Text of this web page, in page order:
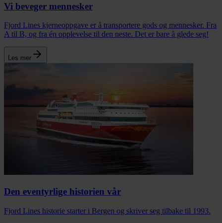
Vi beveger mennesker
Fjord Lines kjerneoppgave er å transportere gods og mennesker. Fra
A til B, og fra én opplevelse til den neste. Det er bare å glede seg!
Les mer
Den eventyrlige historien vår
Fjord Lines historie starter i Bergen og skriver seg tilbake til 1993.